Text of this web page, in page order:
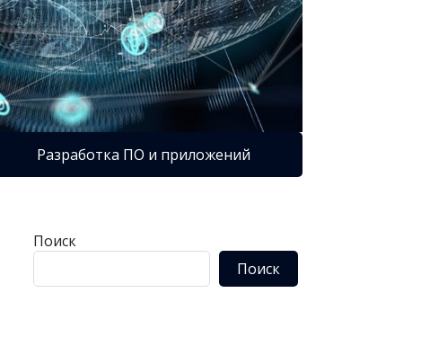
Разработка ПО и приложений
Поиск
Поиск